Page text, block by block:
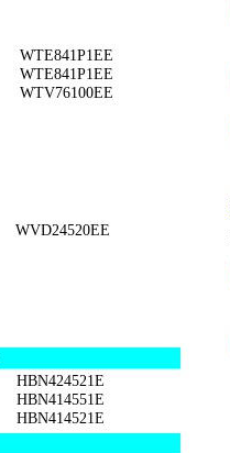
WTE841P1EE
WTE841P1EE
WTV76100EE
WVD24520EE
HBN424521E
HBN414551E
HBN414521E